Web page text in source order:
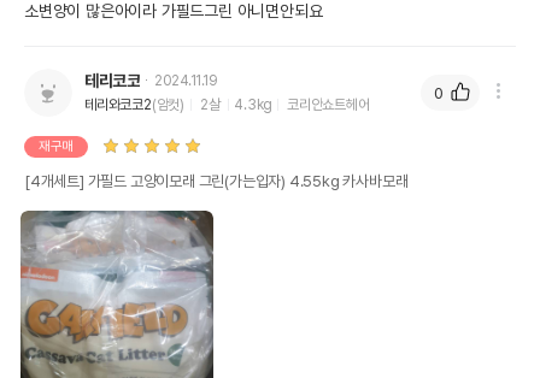
소변양이 많은아이라 가필드그린 아니면안되요
테리코코
2024.11.19
테리와코코2(암컷) 2살 4.3kg 코리안쇼트헤어
재구매
[4개세트] 가필드 고양이모래 그린(가는입자) 4.55kg 카사바모래
0